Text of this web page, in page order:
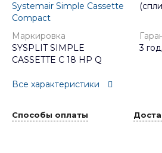
Systemair Simple Cassette
Compact
Маркировка
SYSPLIT SIMPLE
CASSETTE C 18 HP Q
3
Все характеристики
Способы оплаты